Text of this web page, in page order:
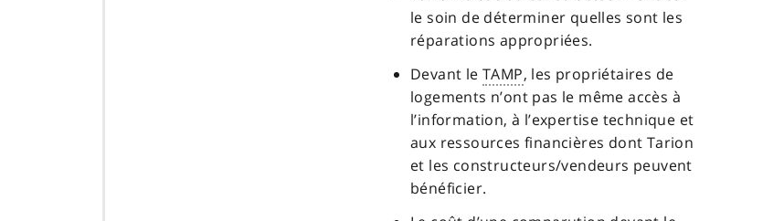
le soin de déterminer quelles sont les
réparations appropriées.
Devant leTAMP, les propriétaires de
logements n’ont pas le même accès à
l’information, à l’expertise technique et
aux ressources financières dont Tarion
et les constructeurs/vendeurs peuvent
bénéficier.